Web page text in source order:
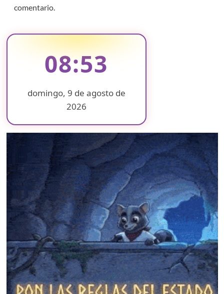
comentario.
08:53
domingo, 9 de agosto de
2026
❄
❄
❄
❄
❄
❄
❄
❄ ❄